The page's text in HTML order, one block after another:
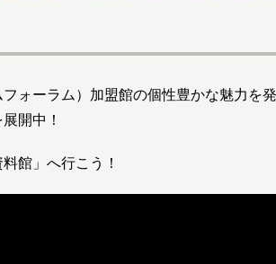
ォーラム）加盟館の個性豊かな魅力を
開中！
館」へ行こう！